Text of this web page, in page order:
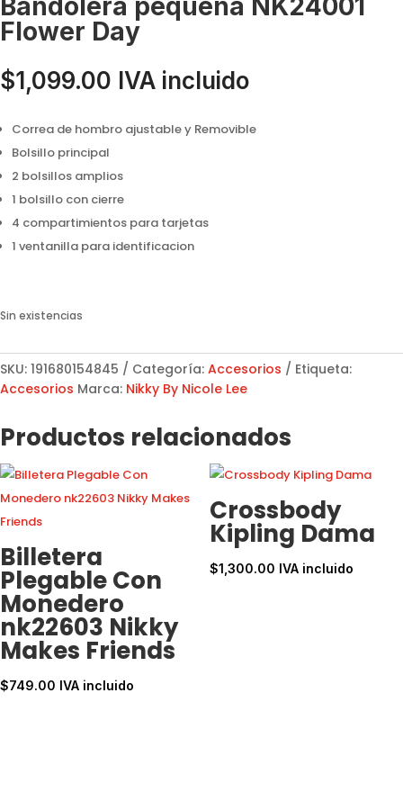
Bandolera pequeña NK24001
Flower Day
$1,099.00 IVA incluido
Correa de hombro ajustable y Removible
Bolsillo principal
2 bolsillos amplios
1 bolsillo con cierre
4 compartimientos para tarjetas
1 ventanilla para identificacion
Sin existencias
SKU: 191680154845 Categoría: Accesorios
Etiqueta:
Accesorios Marca: Nikky By Nicole Lee
Productos relacionados
Billetera
Plegable Con
Monedero
nk22603 Nikky
Makes Friends
$749.00 IVA incluido
Crossbody
Kipling Dama
$1,300.00 IVA incluido